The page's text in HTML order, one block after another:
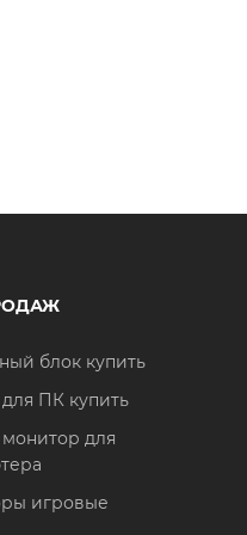
блок купить
ПК купить
для
игровые